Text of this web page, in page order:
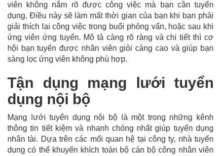
viên không nắm rõ được công việc mà bạn cần tuyển
dụng. Điều này sẽ làm mất thời gian của bạn khi bạn phải
giải thích lại công việc trong buổi phỏng vấn, hoặc sau khi
ứng viên ứng tuyển. Mô tả càng rõ ràng và chi tiết thì cơ
hội bạn tuyển được nhân viên giỏi càng cao và giúp bạn
sàng lọc ứng viên không phù hợp.
Tận dụng mạng lưới tuyển
dụng nội bộ
Mạng lưới tuyển dụng nội bộ là một trong những kênh
thông tin tiết kiệm và nhanh chóng nhất giúp tuyển dụng
nhân tài. Dựa trên các mối quan hệ tại công ty, nhà tuyển
dụng có thể khuyển khích toàn bộ cán bộ công nhân viên